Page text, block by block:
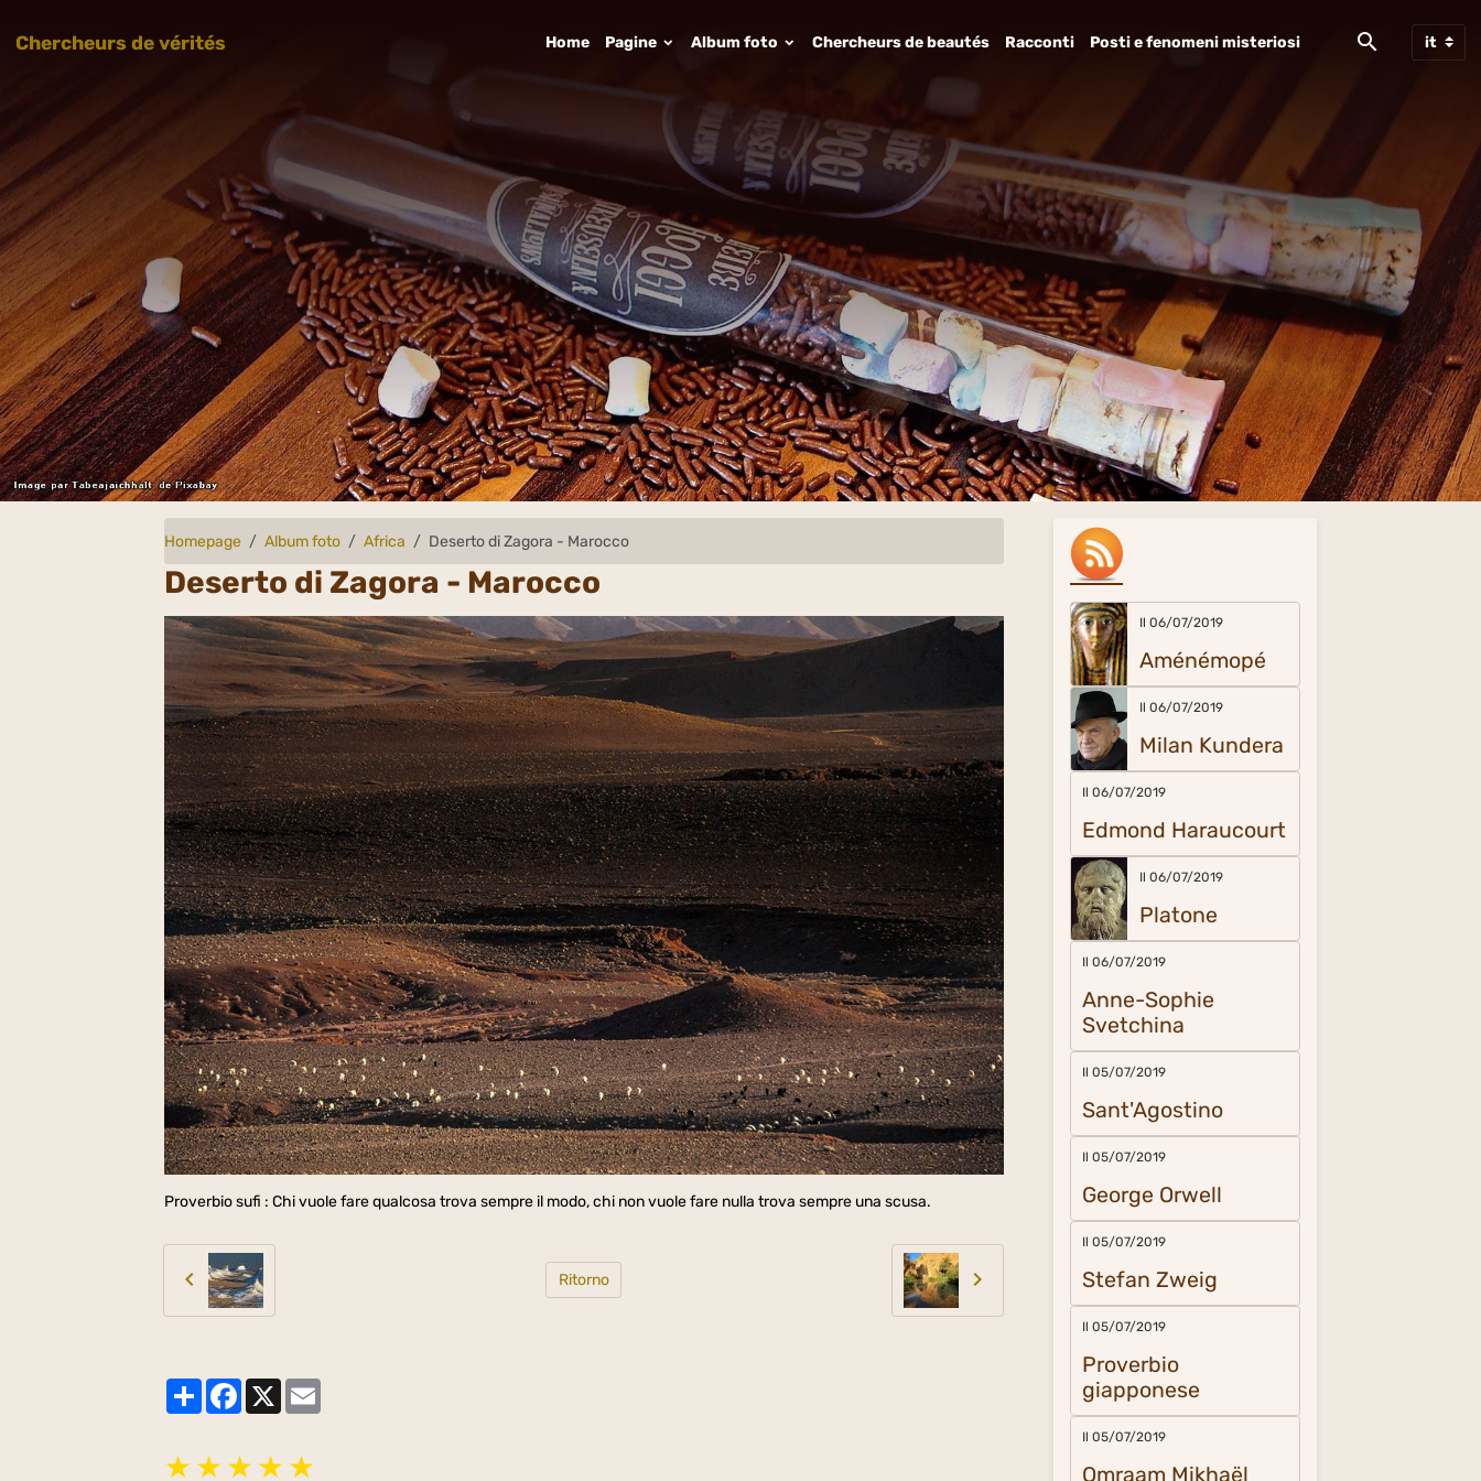
Chercheurs de vérités Home Pagine Album foto Chercheurs de beautés Racconti Posti e fenomeni misteriosi
Homepage Album foto Africa Deserto di Zagora - Marocco
Deserto di Zagora - Marocco
Proverbio sufi : Chi vuole fare qualcosa trova sempre il modo, chi non vuole fare nulla trova sempre una scusa.
Ritorno
PartagerFacebook
X
★ ★ ★ ★ ★
Il 06/07/2019
Aménémopé
Il 06/07/2019
Milan Kundera
Il 06/07/2019
Edmond Haraucourt
Il 06/07/2019
Platone
Il 06/07/2019
Anne-Sophie
Svetchina
Il 05/07/2019
Sant'Agostino
Il 05/07/2019
George Orwell
Il 05/07/2019
Stefan Zweig
Il 05/07/2019
Proverbio
giapponese
Il 05/07/2019
Omraam Mikhaël